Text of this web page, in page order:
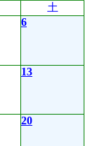
土
6
13
20